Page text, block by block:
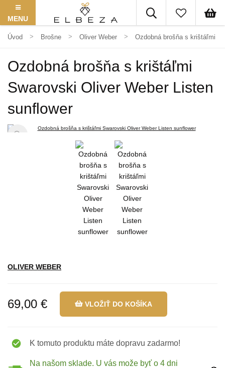
MENU
Úvod Brošne Oliver Weber Ozdobná brošňa s krištáľmi
Ozdobná brošňa s krištáľmi
Swarovski Oliver Weber Listen
sunflower
OLIVER WEBER
69,00 € VLOŽIŤ DO KOŠÍKA
K tomuto produktu máte dopravu zadarmo!
Na našom sklade. U vás može byť o 4 dni